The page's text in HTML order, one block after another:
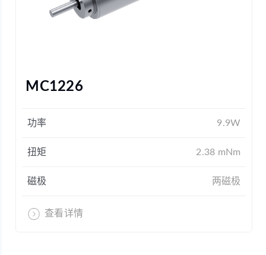
MC1226
功率 9.9W
扭矩 2.38 mNm
磁极 两磁极
查看详情